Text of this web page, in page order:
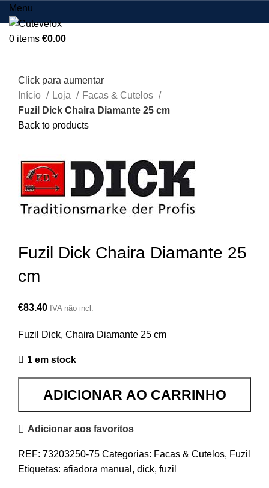
Menu
0 items €0.00
Click para aumentar
Início
Loja
Facas & Cutelos
Fuzil Dick Chaira Diamante 25 cm
Back to products
Fuzil Dick Chaira Diamante 25
cm
€83.40 IVA não incl.
Fuzil Dick, Chaira Diamante 25 cm
1 em stock
ADICIONAR AO CARRINHO
Adicionar aos favoritos
REF: 73203250-75 Categorias: Facas & Cutelos, Fuzil
Etiquetas: afiadora manual , dick, fuzil